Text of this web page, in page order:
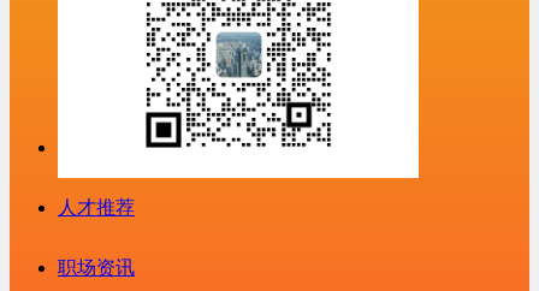
人才推荐
职场资讯